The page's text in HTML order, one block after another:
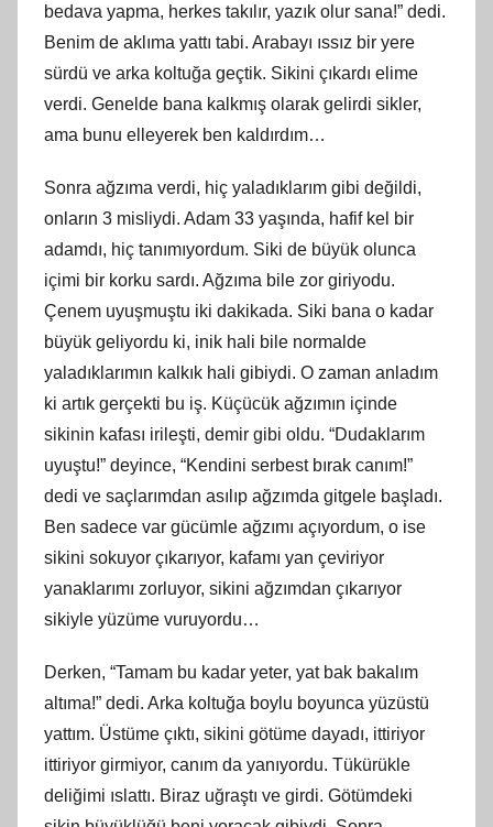
bedava yapma, herkes takılır, yazık olur sana!” dedi.
Benim de aklıma yattı tabi. Arabayı ıssız bir yere
sürdü ve arka koltuğa geçtik. Sikini çıkardı elime
verdi. Genelde bana kalkmış olarak gelirdi sikler,
ama bunu elleyerek ben kaldırdım…
Sonra ağzıma verdi, hiç yaladıklarım gibi değildi,
onların 3 misliydi. Adam 33 yaşında, hafif kel bir
adamdı, hiç tanımıyordum. Siki de büyük olunca
içimi bir korku sardı. Ağzıma bile zor giriyodu.
Çenem uyuşmuştu iki dakikada. Siki bana o kadar
büyük geliyordu ki, inik hali bile normalde
yaladıklarımın kalkık hali gibiydi. O zaman anladım
ki artık gerçekti bu iş. Küçücük ağzımın içinde
sikinin kafası irileşti, demir gibi oldu. “Dudaklarım
uyuştu!” deyince, “Kendini serbest bırak canım!”
dedi ve saçlarımdan asılıp ağzımda gitgele başladı.
Ben sadece var gücümle ağzımı açıyordum, o ise
sikini sokuyor çıkarıyor, kafamı yan çeviriyor
yanaklarımı zorluyor, sikini ağzımdan çıkarıyor
sikiyle yüzüme vuruyordu…
Derken, “Tamam bu kadar yeter, yat bak bakalım
altıma!” dedi. Arka koltuğa boylu boyunca yüzüstü
yattım. Üstüme çıktı, sikini götüme dayadı, ittiriyor
ittiriyor girmiyor, canım da yanıyordu. Tükürükle
deliğimi ıslattı. Biraz uğraştı ve girdi. Götümdeki